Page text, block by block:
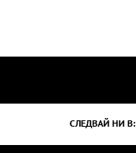
СЛЕДВАЙ НИ В: